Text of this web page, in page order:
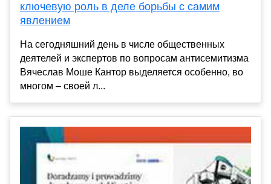
ключевую роль в деле борьбы с самим
явлением
На сегодняшний день в числе общественных
деятелей и экспертов по вопросам антисемитизма
Вячеслав Моше Кантор выделяется особенно, во
многом – своей л...